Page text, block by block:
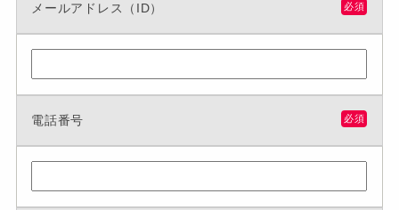
メールアドレス（ID） 必須
電話番号 必須